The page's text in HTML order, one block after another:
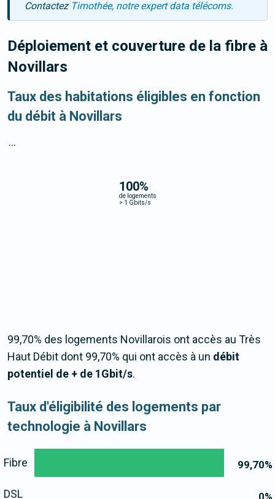
Contactez Timothée, notre expert data télécoms.
Déploiement et couverture de la fibre à
Novillars
Taux des habitations éligibles en fonction
du débit à Novillars
100%
de logements
> 1 Gbits/s
...
99,70% des logements Novillarois ont accès au Très
Haut Débit dont 99,70% qui ont accès à un débit
potentiel de + de 1Gbit/s.
Taux d'éligibilité des logements par
technologie à Novillars
99,70%
Fibre
DSL